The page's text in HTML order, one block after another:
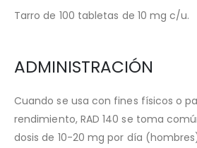
Tarro de 100 tabletas de 10 mg c/u.
ADMINISTRACIÓN
Cuando se usa con fines físicos o
rendimiento, RAD 140 se toma
dosis de 10-20 mg por día